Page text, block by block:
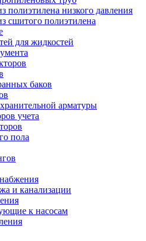
полиэтилена низкого давления
сшитого полиэтилена
для жидкостей
баков
арматуры
учета
пола
и канализации
к насосам